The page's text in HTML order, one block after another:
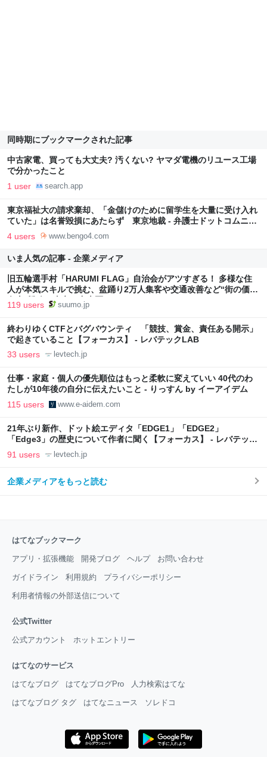
同時期にブックマークされた記事
中古家電、買っても大丈夫? 汚くない? ヤマダ電機のリユース工場
で分かったこと
1 user search.app
東京福祉大の請求棄却、「金儲けのために留学生を大量に受け入れ
ていた」は名誉毀損にあたらず 東京地裁 - 弁護士ドットコムニュ
ース
4 users www.bengo4.com
いま人気の記事 - 企業メディア
旧五輪選手村「HARUMI FLAG」自治会がアツすぎる！ 多様な住
人が本気スキルで挑む、盆踊り2万人集客や交通改善など“街の価値
向上”戦略 東京・中央区
119 users suumo.jp
終わりゆくCTFとバグバウンティ 「競技、賞金、責任ある開示」
で起きていること【フォーカス】 - レバテックLAB
33 users levtech.jp
仕事・家庭・個人の優先順位はもっと柔軟に変えていい 40代のわ
たしが10年後の自分に伝えたいこと - りっすん by イーアイデム
115 users www.e-aidem.com
21年ぶり新作、ドット絵エディタ「EDGE1」「EDGE2」
「Edge3」の歴史について作者に聞く【フォーカス】 - レバテック
LAB
91 users levtech.jp
企業メディアをもっと読む
はてなブックマーク
アプリ・拡張機能 開発ブログ ヘルプ お問い合わせ
ガイドライン 利用規約 プライバシーポリシー
利用者情報の外部送信について
公式Twitter
公式アカウント ホットエントリー
はてなのサービス
はてなブログ はてなブログPro 人力検索はてな
はてなブログ タグ はてなニュース ソレドコ